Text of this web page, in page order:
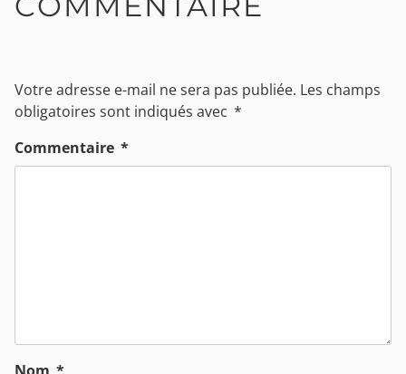
Votre adresse e-mail ne sera pas publiée. Les champs
obligatoires sont indiqués avec *
Commentaire *